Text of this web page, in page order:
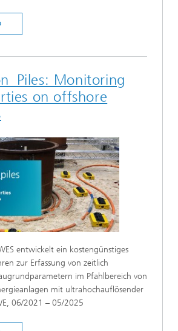
Monitoring
on offshore
entwickelt ein kostengünstiges
zur Erfassung von zeitlich
im Pfahlbereich von
mit ultrahochauflösender
06/2021 – 05/2025